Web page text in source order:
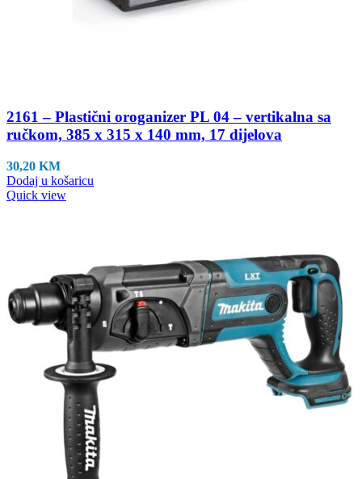
2161 – Plastični oroganizer PL 04 – vertikalna sa
ručkom, 385 x 315 x 140 mm, 17 dijelova
30,20 KM
Dodaj u košaricu
Quick view